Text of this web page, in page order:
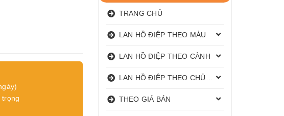
trọng
TRANG CHỦ
LAN HỒ ĐIỆP THEO MÀU
LAN HỒ ĐIỆP THEO CÀNH
LAN HỒ ĐIỆP THEO CHỦ ĐỀ
THEO GIÁ BÁN